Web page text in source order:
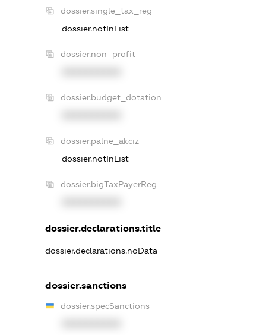
dossier.single_tax_reg
dossier.notInList
dossier.non_profit
dossier.budget_dotation
dossier.palne_akciz
dossier.notInList
dossier.bigTaxPayerReg
dossier.declarations.title
dossier.declarations.noData
dossier.sanctions
dossier.specSanctions